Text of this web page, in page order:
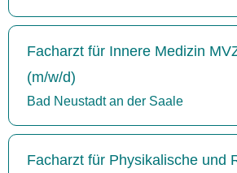
Facharzt für Innere Medizin
(m/w/d)
Bad Neustadt an der Saale
Facharzt für Physikalische und